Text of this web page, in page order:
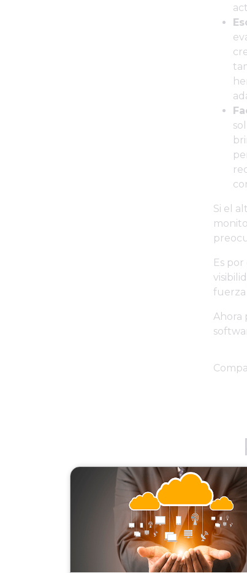
Si el
Es
fuerza
Ahora